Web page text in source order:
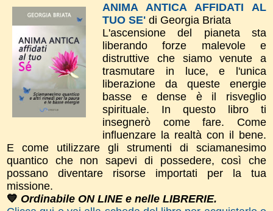
ANIMA ANTICA AFFIDATI AL
TUO SE' di Georgia Briata
L'ascensione del pianeta sta
liberando forze malevole e
distruttive che siamo venute a
trasmutare in luce, e l'unica
liberazione da queste energie
basse e dense è il risveglio
spirituale. In questo libro ti
insegnerò come fare. Come
influenzare la realtà con il bene.
E come utilizzare gli strumenti di sciamanesimo
quantico che non sapevi di possedere, così che
possano diventare risorse importati per la tua
missione.
💙 Ordinabile ON LINE e nelle LIBRERIE.